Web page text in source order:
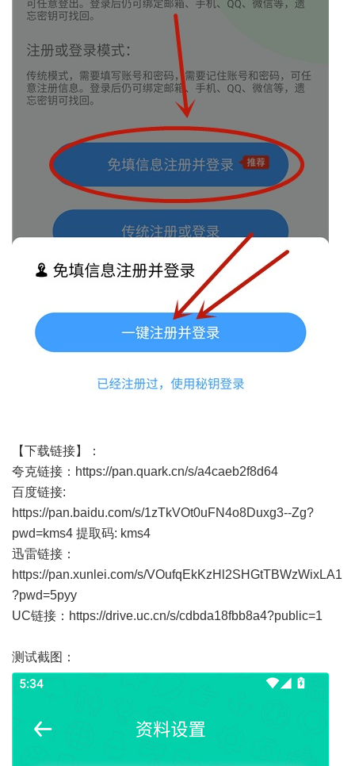
【下载链接】：
夸克链接： https://pan.quark.cn/s/a4caeb2f8d64
百度链接:
https://pan.baidu.com/s/1zTkVOt0uFN4o8Duxg3--Zg?
pwd=kms4 提取码: kms4
迅雷链接：
https://pan.xunlei.com/s/VOufqEkKzHl2SHGtTBWzWixLA1
?pwd=5pyy
UC链接： https://drive.uc.cn/s/cdbda18fbb8a4?public=1
测试截图：